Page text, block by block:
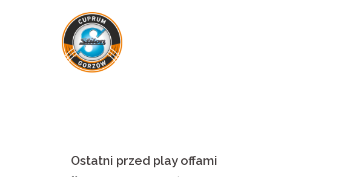
Ostatni przed play offami